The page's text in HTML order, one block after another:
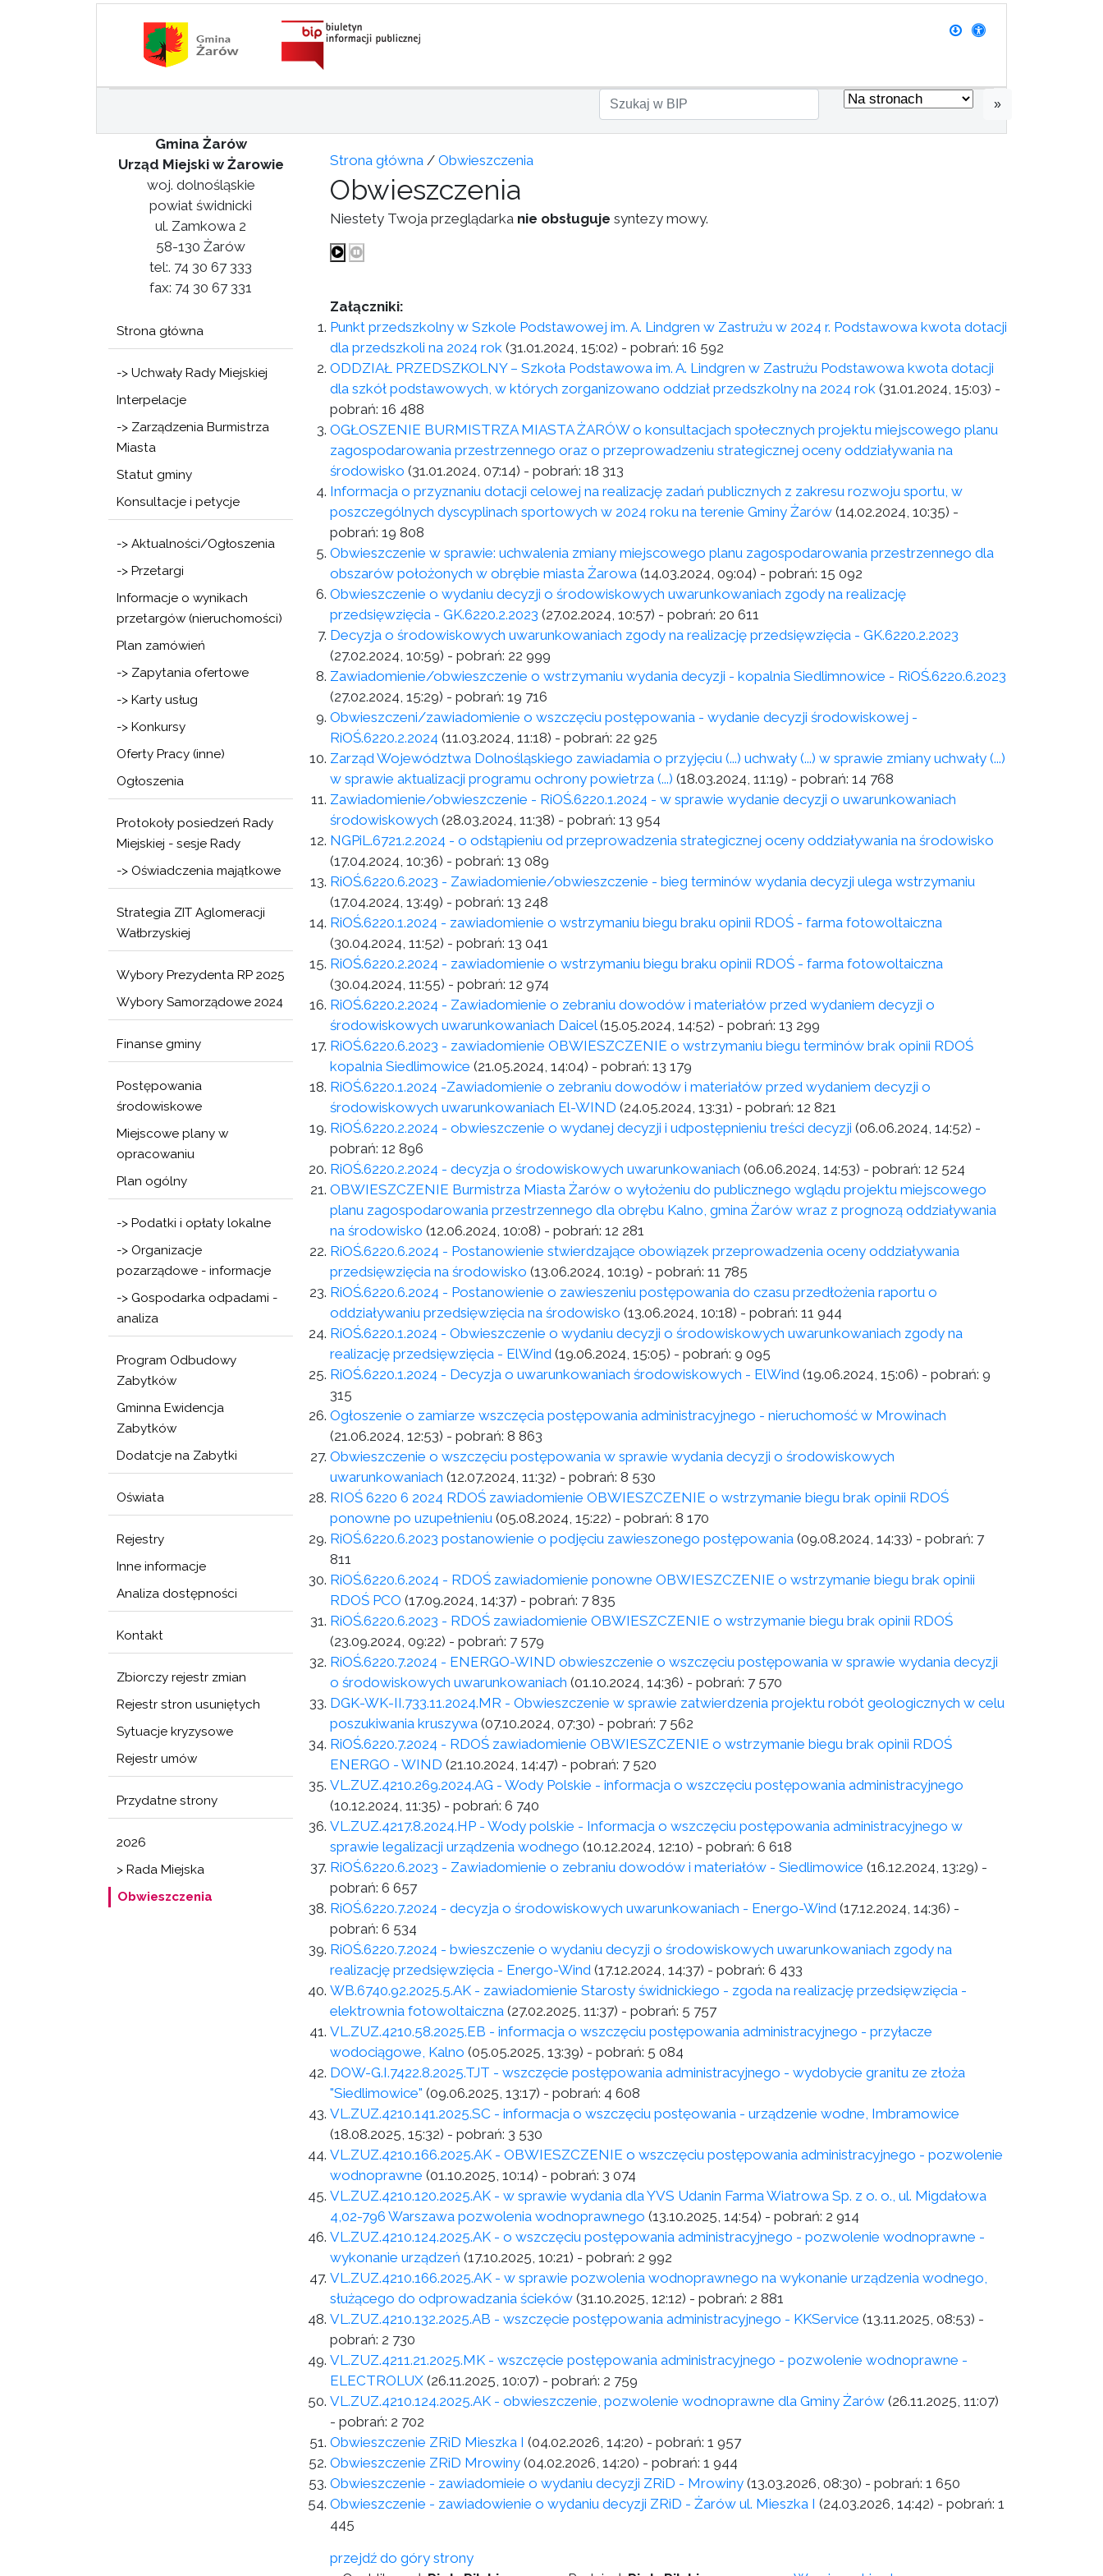
»
Gmina Żarów
Urząd Miejski w Żarowie
woj. dolnośląskie
powiat świdnicki
ul. Zamkowa 2
58-130 Żarów
tel:. 74 30 67 333
fax: 74 30 67 331
Strona główna
-> Uchwały Rady Miejskiej
Interpelacje
-> Zarządzenia Burmistrza
Miasta
Statut gminy
Konsultacje i petycje
-> Aktualności/Ogłoszenia
-> Przetargi
Informacje o wynikach
przetargów (nieruchomości)
Plan zamówień
-> Zapytania ofertowe
-> Karty usług
-> Konkursy
Oferty Pracy (inne)
Ogłoszenia
Protokoły posiedzeń Rady
Miejskiej - sesje Rady
-> Oświadczenia majątkowe
Strategia ZIT Aglomeracji
Wałbrzyskiej
Wybory Prezydenta RP 2025
Wybory Samorządowe 2024
Finanse gminy
Postępowania
środowiskowe
Miejscowe plany w
opracowaniu
Plan ogólny
-> Podatki i opłaty lokalne
-> Organizacje
pozarządowe - informacje
-> Gospodarka odpadami -
analiza
Program Odbudowy
Zabytków
Gminna Ewidencja
Zabytków
Dodatcje na Zabytki
Oświata
Rejestry
Inne informacje
Analiza dostępności
Kontakt
Zbiorczy rejestr zmian
Rejestr stron usuniętych
Sytuacje kryzysowe
Rejestr umów
Przydatne strony
2026
> Rada Miejska
Obwieszczenia
Strona główna / Obwieszczenia
Obwieszczenia
Niestety Twoja przeglądarka nie obsługuje syntezy mowy.
Załączniki:
Punkt przedszkolny w Szkole Podstawowej im. A. Lindgren w Zastrużu w 2024 r. Podstawowa kwota dotacji
dla przedszkoli na 2024 rok (31.01.2024, 15:02) - pobrań: 16 592
ODDZIAŁ PRZEDSZKOLNY – Szkoła Podstawowa im. A. Lindgren w Zastrużu Podstawowa kwota dotacji
dla szkół podstawowych, w których zorganizowano oddział przedszkolny na 2024 rok (31.01.2024, 15:03) -
pobrań: 16 488
OGŁOSZENIE BURMISTRZA MIASTA ŻARÓW o konsultacjach społecznych projektu miejscowego planu
zagospodarowania przestrzennego oraz o przeprowadzeniu strategicznej oceny oddziaływania na
środowisko (31.01.2024, 07:14) - pobrań: 18 313
Informacja o przyznaniu dotacji celowej na realizację zadań publicznych z zakresu rozwoju sportu, w
poszczególnych dyscyplinach sportowych w 2024 roku na terenie Gminy Żarów (14.02.2024, 10:35) -
pobrań: 19 808
Obwieszczenie w sprawie: uchwalenia zmiany miejscowego planu zagospodarowania przestrzennego dla
obszarów położonych w obrębie miasta Żarowa (14.03.2024, 09:04) - pobrań: 15 092
Obwieszczenie o wydaniu decyzji o środowiskowych uwarunkowaniach zgody na realizację
przedsięwzięcia - GK.6220.2.2023 (27.02.2024, 10:57) - pobrań: 20 611
Decyzja o środowiskowych uwarunkowaniach zgody na realizację przedsięwzięcia - GK.6220.2.2023
(27.02.2024, 10:59) - pobrań: 22 999
Zawiadomienie/obwieszczenie o wstrzymaniu wydania decyzji - kopalnia Siedlimnowice - RiOŚ.6220.6.2023
(27.02.2024, 15:29) - pobrań: 19 716
Obwieszczeni/zawiadomienie o wszczęciu postępowania - wydanie decyzji środowiskowej -
RiOŚ.6220.2.2024 (11.03.2024, 11:18) - pobrań: 22 925
Zarząd Województwa Dolnośląskiego zawiadamia o przyjęciu (...) uchwały (...) w sprawie zmiany uchwały (...)
w sprawie aktualizacji programu ochrony powietrza (...) (18.03.2024, 11:19) - pobrań: 14 768
Zawiadomienie/obwieszczenie - RiOŚ.6220.1.2024 - w sprawie wydanie decyzji o uwarunkowaniach
środowiskowych (28.03.2024, 11:38) - pobrań: 13 954
NGPiL.6721.2.2024 - o odstąpieniu od przeprowadzenia strategicznej oceny oddziaływania na środowisko
(17.04.2024, 10:36) - pobrań: 13 089
RiOŚ.6220.6.2023 - Zawiadomienie/obwieszczenie - bieg terminów wydania decyzji ulega wstrzymaniu
(17.04.2024, 13:49) - pobrań: 13 248
RiOŚ.6220.1.2024 - zawiadomienie o wstrzymaniu biegu braku opinii RDOŚ - farma fotowoltaiczna
(30.04.2024, 11:52) - pobrań: 13 041
RiOŚ.6220.2.2024 - zawiadomienie o wstrzymaniu biegu braku opinii RDOŚ - farma fotowoltaiczna
(30.04.2024, 11:55) - pobrań: 12 974
RiOŚ.6220.2.2024 - Zawiadomienie o zebraniu dowodów i materiałów przed wydaniem decyzji o
środowiskowych uwarunkowaniach Daicel (15.05.2024, 14:52) - pobrań: 13 299
RiOŚ.6220.6.2023 - zawiadomienie OBWIESZCZENIE o wstrzymaniu biegu terminów brak opinii RDOŚ
kopalnia Siedlimowice (21.05.2024, 14:04) - pobrań: 13 179
RiOŚ.6220.1.2024 -Zawiadomienie o zebraniu dowodów i materiałów przed wydaniem decyzji o
środowiskowych uwarunkowaniach El-WIND (24.05.2024, 13:31) - pobrań: 12 821
RiOŚ.6220.2.2024 - obwieszczenie o wydanej decyzji i udpostępnieniu treści decyzji (06.06.2024, 14:52) -
pobrań: 12 896
RiOŚ.6220.2.2024 - decyzja o środowiskowych uwarunkowaniach (06.06.2024, 14:53) - pobrań: 12 524
OBWIESZCZENIE Burmistrza Miasta Żarów o wyłożeniu do publicznego wglądu projektu miejscowego
planu zagospodarowania przestrzennego dla obrębu Kalno, gmina Żarów wraz z prognozą oddziaływania
na środowisko (12.06.2024, 10:08) - pobrań: 12 281
RiOŚ.6220.6.2024 - Postanowienie stwierdzające obowiązek przeprowadzenia oceny oddziaływania
przedsięwzięcia na środowisko (13.06.2024, 10:19) - pobrań: 11 785
RiOŚ.6220.6.2024 - Postanowienie o zawieszeniu postępowania do czasu przedłożenia raportu o
oddziaływaniu przedsięwzięcia na środowisko (13.06.2024, 10:18) - pobrań: 11 944
RiOŚ.6220.1.2024 - Obwieszczenie o wydaniu decyzji o środowiskowych uwarunkowaniach zgody na
realizację przedsięwzięcia - ElWind (19.06.2024, 15:05) - pobrań: 9 095
RiOŚ.6220.1.2024 - Decyzja o uwarunkowaniach środowiskowych - ElWind (19.06.2024, 15:06) - pobrań: 9
315
Ogłoszenie o zamiarze wszczęcia postępowania administracyjnego - nieruchomość w Mrowinach
(21.06.2024, 12:53) - pobrań: 8 863
Obwieszczenie o wszczęciu postępowania w sprawie wydania decyzji o środowiskowych
uwarunkowaniach (12.07.2024, 11:32) - pobrań: 8 530
RIOŚ 6220 6 2024 RDOŚ zawiadomienie OBWIESZCZENIE o wstrzymanie biegu brak opinii RDOŚ
ponowne po uzupełnieniu (05.08.2024, 15:22) - pobrań: 8 170
RiOŚ.6220.6.2023 postanowienie o podjęciu zawieszonego postępowania (09.08.2024, 14:33) - pobrań: 7
811
RiOŚ.6220.6.2024 - RDOŚ zawiadomienie ponowne OBWIESZCZENIE o wstrzymanie biegu brak opinii
RDOŚ PCO (17.09.2024, 14:37) - pobrań: 7 835
RiOŚ.6220.6.2023 - RDOŚ zawiadomienie OBWIESZCZENIE o wstrzymanie biegu brak opinii RDOŚ
(23.09.2024, 09:22) - pobrań: 7 579
RiOŚ.6220.7.2024 - ENERGO-WIND obwieszczenie o wszczęciu postępowania w sprawie wydania decyzji
o środowiskowych uwarunkowaniach (01.10.2024, 14:36) - pobrań: 7 570
DGK-WK-II.733.11.2024.MR - Obwieszczenie w sprawie zatwierdzenia projektu robót geologicznych w celu
poszukiwania kruszywa (07.10.2024, 07:30) - pobrań: 7 562
RiOŚ.6220.7.2024 - RDOŚ zawiadomienie OBWIESZCZENIE o wstrzymanie biegu brak opinii RDOŚ
ENERGO - WIND (21.10.2024, 14:47) - pobrań: 7 520
VL.ZUZ.4210.269.2024.AG - Wody Polskie - informacja o wszczęciu postępowania administracyjnego
(10.12.2024, 11:35) - pobrań: 6 740
VL.ZUZ.4217.8.2024.HP - Wody polskie - Informacja o wszczęciu postępowania administracyjnego w
sprawie legalizacji urządzenia wodnego (10.12.2024, 12:10) - pobrań: 6 618
RiOŚ.6220.6.2023 - Zawiadomienie o zebraniu dowodów i materiałów - Siedlimowice (16.12.2024, 13:29) -
pobrań: 6 657
RiOŚ.6220.7.2024 - decyzja o środowiskowych uwarunkowaniach - Energo-Wind (17.12.2024, 14:36) -
pobrań: 6 534
RiOŚ.6220.7.2024 - bwieszczenie o wydaniu decyzji o środowiskowych uwarunkowaniach zgody na
realizację przedsięwzięcia - Energo-Wind (17.12.2024, 14:37) - pobrań: 6 433
WB.6740.92.2025.5.AK - zawiadomienie Starosty świdnickiego - zgoda na realizację przedsięwzięcia -
elektrownia fotowoltaiczna (27.02.2025, 11:37) - pobrań: 5 757
VL.ZUZ.4210.58.2025.EB - informacja o wszczęciu postępowania administracyjnego - przyłacze
wodociągowe, Kalno (05.05.2025, 13:39) - pobrań: 5 084
DOW-G.I.7422.8.2025.TJT - wszczęcie postępowania administracyjnego - wydobycie granitu ze złoża
"Siedlimowice" (09.06.2025, 13:17) - pobrań: 4 608
VL.ZUZ.4210.141.2025.SC - informacja o wszczęciu postęowania - urządzenie wodne, Imbramowice
(18.08.2025, 15:32) - pobrań: 3 530
VL.ZUZ.4210.166.2025.AK - OBWIESZCZENIE o wszczęciu postępowania administracyjnego - pozwolenie
wodnoprawne (01.10.2025, 10:14) - pobrań: 3 074
VL.ZUZ.4210.120.2025.AK - w sprawie wydania dla YVS Udanin Farma Wiatrowa Sp. z o. o., ul. Migdałowa
4,02-796 Warszawa pozwolenia wodnoprawnego (13.10.2025, 14:54) - pobrań: 2 914
VL.ZUZ.4210.124.2025.AK - o wszczęciu postępowania administracyjnego - pozwolenie wodnoprawne -
wykonanie urządzeń (17.10.2025, 10:21) - pobrań: 2 992
VL.ZUZ.4210.166.2025.AK - w sprawie pozwolenia wodnoprawnego na wykonanie urządzenia wodnego,
służącego do odprowadzania ścieków (31.10.2025, 12:12) - pobrań: 2 881
VL.ZUZ.4210.132.2025.AB - wszczęcie postępowania administracyjnego - KKService (13.11.2025, 08:53) -
pobrań: 2 730
VL.ZUZ.4211.21.2025.MK - wszczęcie postępowania administracyjnego - pozwolenie wodnoprawne -
ELECTROLUX (26.11.2025, 10:07) - pobrań: 2 759
VL.ZUZ.4210.124.2025.AK - obwieszczenie, pozwolenie wodnoprawne dla Gminy Żarów (26.11.2025, 11:07)
- pobrań: 2 702
Obwieszczenie ZRiD Mieszka I (04.02.2026, 14:20) - pobrań: 1 957
Obwieszczenie ZRiD Mrowiny (04.02.2026, 14:20) - pobrań: 1 944
Obwieszczenie - zawiadomieie o wydaniu decyzji ZRiD - Mrowiny (13.03.2026, 08:30) - pobrań: 1 650
Obwieszczenie - zawiadowienie o wydaniu decyzji ZRiD - Żarów ul. Mieszka I (24.03.2026, 14:42) - pobrań: 1
445
przejdź do góry strony